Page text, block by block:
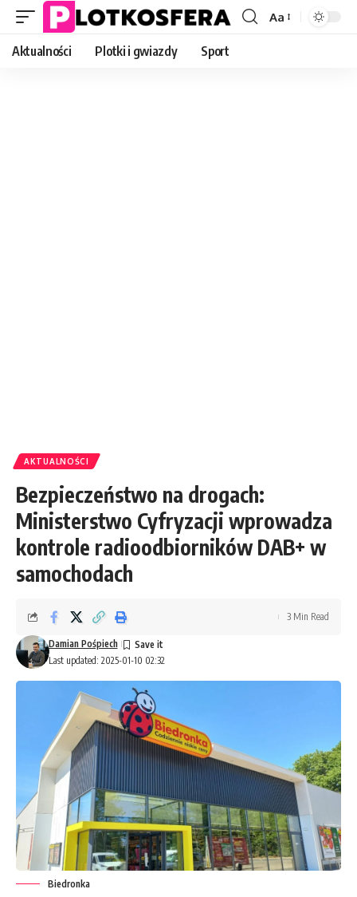
Font
Aa
Aktualności Plotki i gwiazdy Sport
AKTUALNOŚCI
Bezpieczeństwo na drogach:
Ministerstwo Cyfryzacji wprowadza
kontrole radioodbiorników DAB+ w
samochodach
Last updated: 2025-01-10 02:32
Damian Pośpiech
3 Min Read
Biedronka